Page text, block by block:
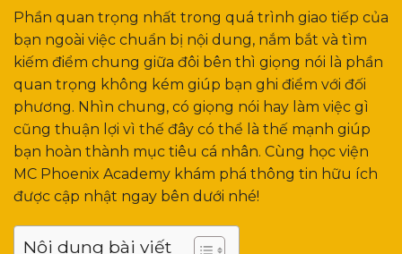
Phần quan trọng nhất trong quá trình giao tiếp của
bạn ngoài việc chuẩn bị nội dung, nắm bắt và tìm
kiếm điểm chung giữa đôi bên thì giọng nói là phần
quan trọng không kém giúp bạn ghi điểm với đối
phương. Nhìn chung, có giọng nói hay làm việc gì
cũng thuận lợi vì thế đây có thể là thế mạnh giúp
bạn hoàn thành mục tiêu cá nhân. Cùng học viện
MC Phoenix Academy khám phá thông tin hữu ích
được cập nhật ngay bên dưới nhé!
Nội dung bài viết